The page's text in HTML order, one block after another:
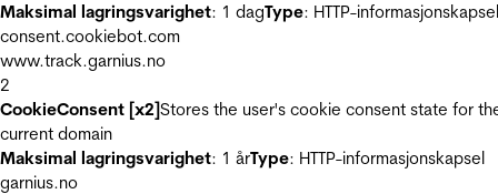
Maksimal lagringsvarighet: 1 dagType: HTTP-informasjonskapsel
consent.cookiebot.com
www.track.garnius.no
2
CookieConsent [x2]Stores the user's cookie consent state for
current domain
Maksimal lagringsvarighet: 1 årType: HTTP-informasjonskapsel
garnius.no